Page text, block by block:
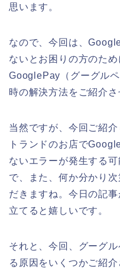
思います。
なので、今回は、
ないとお困りの方のた
GooglePay（グーグル
時の解決方法をご紹介さ
当然ですが、今回ご紹
トランドのお店で
ないエラーが発生する
で、また、何か分かり
だきますね。今日の記
立てると嬉しいです。
それと、今回、グーグ
る原因をいくつかご紹